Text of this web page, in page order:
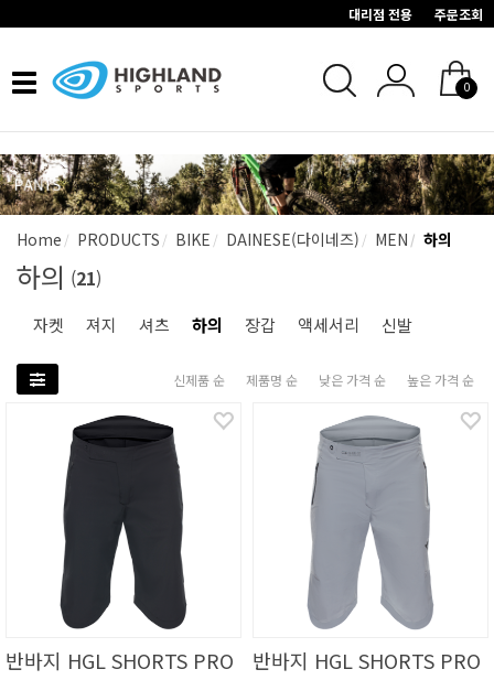
대리점 전용 주문조회
Toggle
navigation
0
Home PRODUCTS BIKE DAINESE(다이네즈) MEN 하의
하의 (21)
자켓 져지 셔츠 하의 장갑 액세서리 신발
신제품 순 제품명 순 낮은 가격 순 높은 가격 순
반바지 HGL SHORTS PRO 반바지 HGL SHORTS PRO